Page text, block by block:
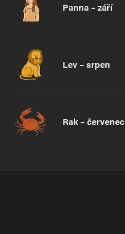
Panna – září
Lev – srpen
Rak – červenec